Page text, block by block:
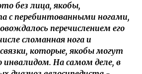
без лица, якобы,
с перебинтованными ногами,
перечислением его
сломанная нога и
которые, якобы могут
инвалидом. На самом деле, в